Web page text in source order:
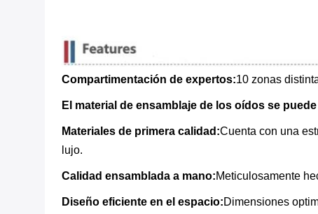
Compartimentación de expertos:10 zonas
El material de ensamblaje de los oídos se
Materiales de primera calidad:Cuenta con una
lujo.
Calidad ensamblada a mano:Meticulosamente
Diseño eficiente en el espacio:Dimensiones